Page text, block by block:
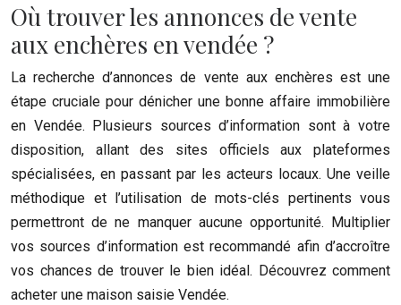
Où trouver les annonces de vente
aux enchères en vendée ?
La recherche d’annonces de vente aux enchères est une
étape cruciale pour dénicher une bonne affaire immobilière
en Vendée. Plusieurs sources d’information sont à votre
disposition, allant des sites officiels aux plateformes
spécialisées, en passant par les acteurs locaux. Une veille
méthodique et l’utilisation de mots-clés pertinents vous
permettront de ne manquer aucune opportunité. Multiplier
vos sources d’information est recommandé afin d’accroître
vos chances de trouver le bien idéal. Découvrez comment
acheter une maison saisie Vendée.